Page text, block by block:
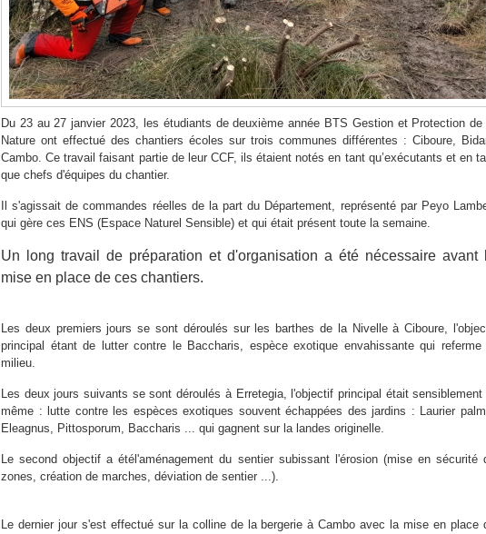
Du 23 au 27 janvier 2023, les étudiants de deuxième année BTS Gestion et Protection de
Nature ont effectué des chantiers écoles sur trois communes différentes : Ciboure,
Cambo. Ce travail faisant partie de leur CCF, ils étaient notés en tant qu’exécutants et en
que chefs d'équipes du chantier.
Il s'agissait de commandes réelles de la part du Département, représenté par Peyo
qui gère ces ENS (Espace Naturel Sensible) et qui était présent toute la semaine.
Un long travail de préparation et d'organisation a été nécessaire avant
mise en place de ces chantiers.
Les deux premiers jours se sont déroulés sur les barthes de la Nivelle à Ciboure,
principal étant de lutter contre le Baccharis, espèce exotique envahissante qui referme
milieu.
Les deux jours suivants se sont déroulés à Erretegia, l'objectif principal était sensiblement
même : lutte contre les espèces exotiques souvent échappées des jardins : Laurier
Eleagnus, Pittosporum, Baccharis ... qui gagnent sur la landes originelle.
Le second objectif a étél'aménagement du sentier subissant l'érosion (mise en sécurité
zones, création de marches, déviation de sentier ...).
Le dernier jour s'est effectué sur la colline de la bergerie à Cambo avec la mise en place